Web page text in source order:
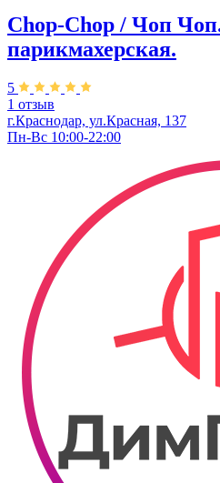
Chop-Chop / Чоп
парикмахерская.
5
1 отзыв
г.Краснодар, ул.​Красная, 137
Пн-Вс 10:00-22:00